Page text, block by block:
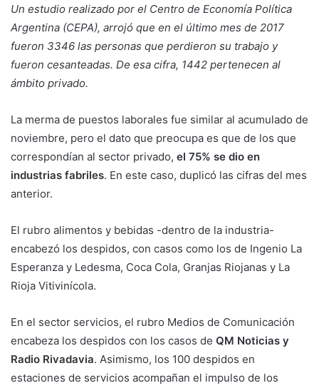
Un estudio realizado por el Centro de Economía Política
Argentina (CEPA), arrojó que en el último mes de 2017
fueron 3346 las personas que perdieron su trabajo y
fueron cesanteadas. De esa cifra, 1442 pertenecen al
ámbito privado.
La merma de puestos laborales fue similar al acumulado de
noviembre, pero el dato que preocupa es que de los que
correspondían al sector privado, el 75% se dio en
industrias fabriles. En este caso, duplicó las cifras del mes
anterior.
El rubro alimentos y bebidas -dentro de la industria-
encabezó los despidos, con casos como los de Ingenio La
Esperanza y Ledesma, Coca Cola, Granjas Riojanas y La
Rioja Vitivinícola.
En el sector servicios, el rubro Medios de Comunicación
encabeza los despidos con los casos de QM Noticias y
Radio Rivadavia. Asimismo, los 100 despidos en
estaciones de servicios acompañan el impulso de los